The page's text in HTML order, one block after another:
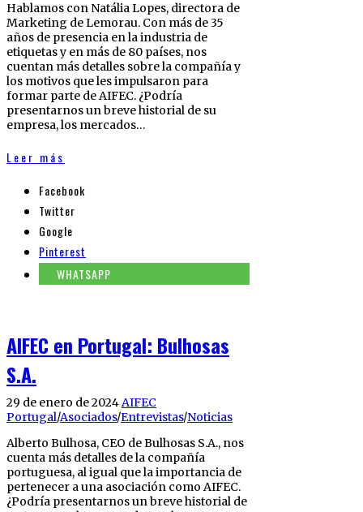
Hablamos con Natália Lopes, directora de
Marketing de Lemorau. Con más de 35
años de presencia en la industria de
etiquetas y en más de 80 países, nos
cuentan más detalles sobre la compañía y
los motivos que les impulsaron para
formar parte de AIFEC. ¿Podría
presentarnos un breve historial de su
empresa, los mercados…
Leer más
Facebook
Twitter
Google
Pinterest
WHATSAPP
AIFEC en Portugal: Bulhosas
S.A.
29 de enero de 2024AIFEC
Portugal/Asociados/Entrevistas/Noticias
Alberto Bulhosa, CEO de Bulhosas S.A., nos
cuenta más detalles de la compañía
portuguesa, al igual que la importancia de
pertenecer a una asociación como AIFEC.
¿Podría presentarnos un breve historial de